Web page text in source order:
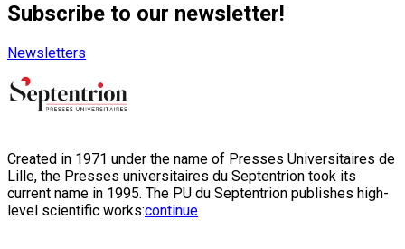
Subscribe to our newsletter!
Newsletters
Created in 1971 under the name of Presses Universitaires de
Lille, the Presses universitaires du Septentrion took its
current name in 1995. The PU du Septentrion publishes high-
level scientific works:continue